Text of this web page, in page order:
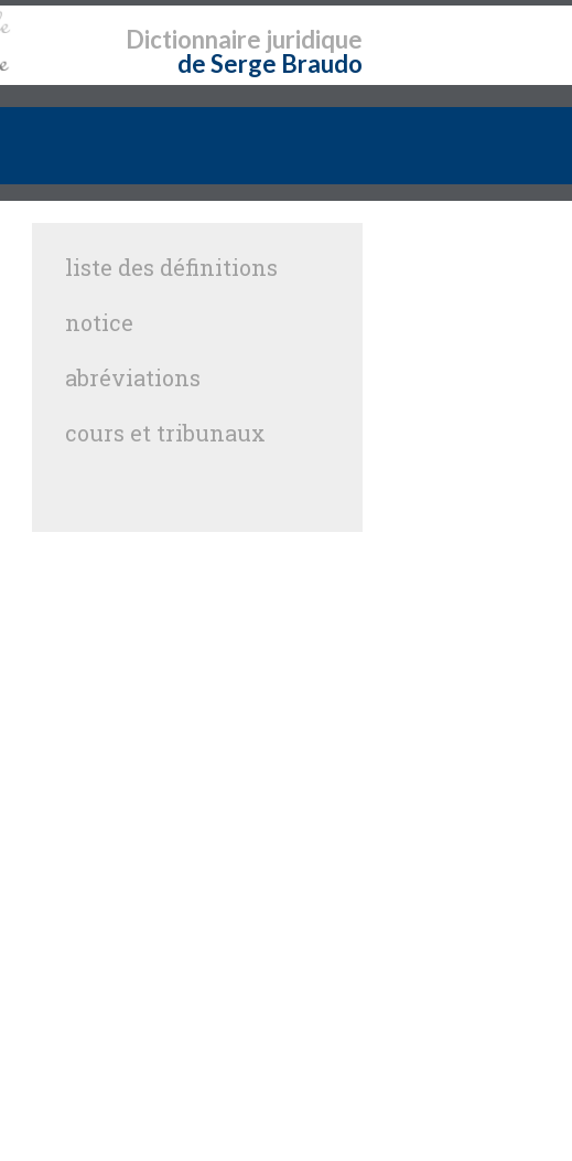
Dictionnaire juridique
de Serge Braudo
liste des définitions
notice
abréviations
cours et tribunaux